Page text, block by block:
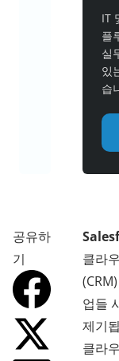
IT
플
실
있
습
공유하
기
클라
업들
제기
클라